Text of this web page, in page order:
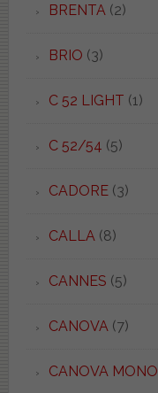
BRENTA (2)
BRIO (3)
C 52 LIGHT (1)
C 52/54 (5)
CADORE(3)
CALLA (8)
CANNES (5)
CANOVA (7)
CANOVA MONO